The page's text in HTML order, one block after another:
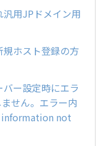
用JPドメイン用
ホスト登録の方
ー設定時にエラ
せん。エラー内
information not